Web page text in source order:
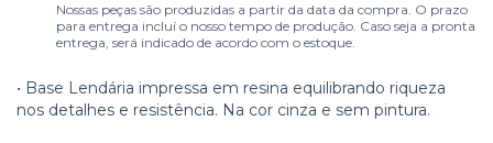
Nossas peças são produzidas a partir da data da compra. O prazo
para entrega incluí o nosso tempo de produção. Caso seja a pronta
entrega, será indicado de acordo com o estoque.
• Base Lendária impressa em resina equilibrando riqueza
nos detalhes e resistência. Na cor cinza e sem pintura.